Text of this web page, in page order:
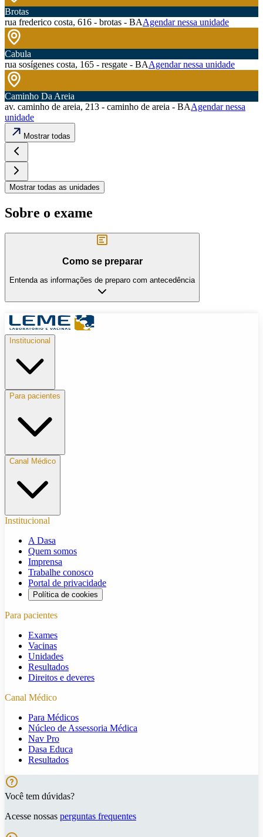
Brotas
rua frederico costa, 616 - brotas - BAAgendar nessa unidade
Cabula
rua sosígenes costa, 165 - resgate - BAAgendar nessa unidade
Caminho Da Areia
av. caminho de areia, 213 - caminho de areia - BAAgendar nessa
unidade
Mostrar todas
Mostrar todas as unidades
Sobre o exame
Como se preparar
Entenda as informações de preparo com antecedência
Institucional
Para pacientes
Canal Médico
Institucional
A Dasa
Quem somos
Imprensa
Trabalhe conosco
Portal de privacidade
Política de cookies
Para pacientes
Exames
Vacinas
Unidades
Resultados
Direitos e deveres
Canal Médico
Para Médicos
Núcleo de Assessoria Médica
Nav Pro
Dasa Educa
Resultados
Você tem dúvidas?
Acesse nossas perguntas frequentes